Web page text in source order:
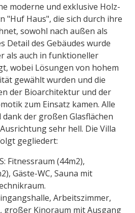
moderne und exklusive Holz-
"Huf Haus", die sich durch ihre
sowohl nach außen als
Detail des Gebäudes wurde
als auch in funktioneller
wobei Lösungen von hohem
gewählt wurden und die
der Bioarchitektur und der
zum Einsatz kamen. Alle
der großen Glasflächen
sehr hell. Die Villa
gegliedert:
Fitnessraum (44m2),
Gäste-WC, Sauna mit
Arbeitszimmer,
großer Kinoraum mit Ausgang